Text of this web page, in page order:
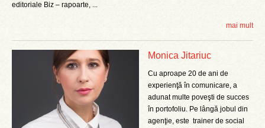
editoriale Biz – rapoarte, ...
mai mult
Monica Jitariuc
Cu aproape 20 de ani de
experienţă în comunicare, a
adunat multe poveşti de succes
în portofoliu. Pe lângă jobul din
agenţie, este trainer de social